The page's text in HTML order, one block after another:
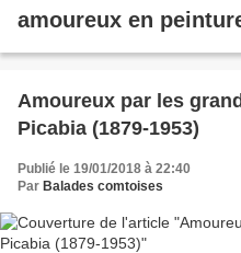
amoureux en
Amoureux par les
Picabia (1879-1953)
Publié le 19/01/2018 à 22:40
Par Balades comtoises